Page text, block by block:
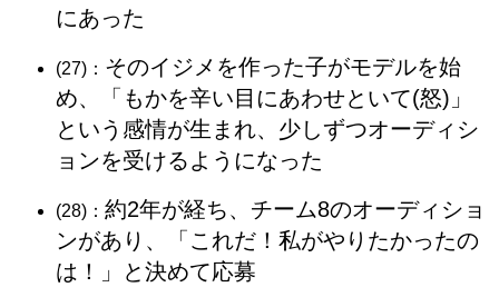
にあった
(27)： そのイジメを作った子がモデルを始
め、「もかを辛い目にあわせといて(怒)」
という感情が生まれ、少しずつオーディシ
ョンを受けるようになった
(28)： 約2年が経ち、チーム8のオーディショ
ンがあり、「これだ！私がやりたかったの
は！」と決めて応募